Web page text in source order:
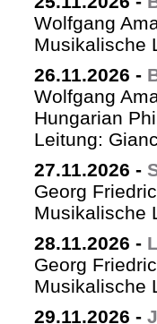
Wolfgang
Musikalische
26.11.2026 -
Wolfgang
Hungarian
Leitung:
27.11.2026 -
Georg
Musikalische
28.11.2026 -
Georg
Musikalische
29.11.2026 -